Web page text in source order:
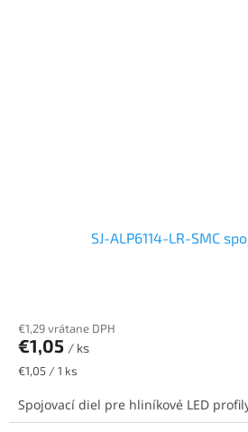
SJ-ALP6114-LR-SMC
€1,29 vrátane DPH
€1,05 / ks
Jednotková
€1,05 / 1 ks
Spojovací diel pre hliníkové LED